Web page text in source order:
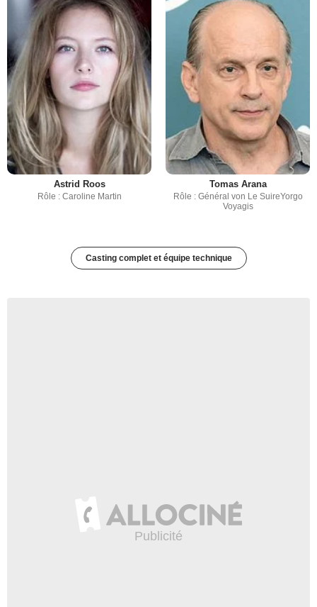
Astrid Roos
Rôle : Caroline Martin
Tomas Arana
Rôle : Général von Le SuireYorgo
Voyagis
Casting complet et équipe technique